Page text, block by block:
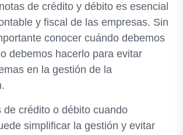
de crédito y débito es esencial
y fiscal de las empresas. Sin
conocer cuándo debemos
debemos hacerlo para evitar
en la gestión de la
de crédito o débito cuando
simplificar la gestión y evitar